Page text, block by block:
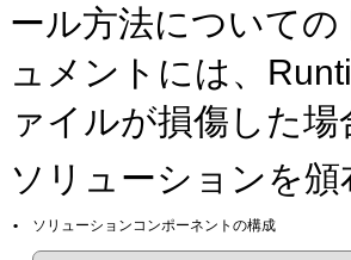
ール方法について
ュメントには、
ァイルが損傷した
ソリューションを
• ソリューションコンポーネントの構成